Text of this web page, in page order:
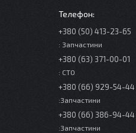
+380 (50) 413-23-65
: Запчастини
+380 (63) 371-00-01
: СТО
+380 (66) 929-54-44
:Запчастини
+380 (66) 386-94-44
:Запчастини